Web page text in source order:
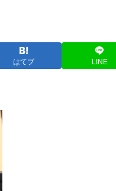
はてブ LINE